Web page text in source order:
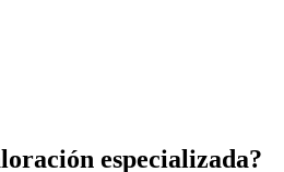
especializada?